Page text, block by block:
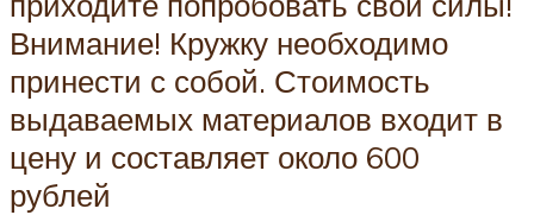
Внимание! Кружку необходимо
принести с собой. Стоимость
выдаваемых материалов входит в
цену и составляет около 600
рублей